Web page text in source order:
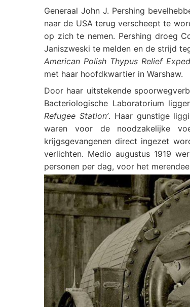
Generaal John J. Pershing
naar de USA terug verscheept te
op zich te nemen. Pershing droeg
Janiszweski te melden en de strijd
American Polish Thypus Relief
met haar hoofdkwartier in Warshaw.
Door haar uitstekende
Bacteriologische Laboratorium
Refugee Station’. Haar gunstige
waren voor de noodzakelijke
krijgsgevangenen direct ingezet
verlichten. Medio augustus 1919
personen per dag, voor het